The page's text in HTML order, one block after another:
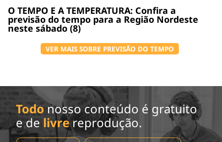
O TEMPO E A TEMPERATURA: Confira a
previsão do tempo para a Região Nordeste
neste sábado (8)
VER MAIS SOBRE PREVISÃO DO TEMPO
Todo nosso conteúdo é gratuito
e de livrereprodução.